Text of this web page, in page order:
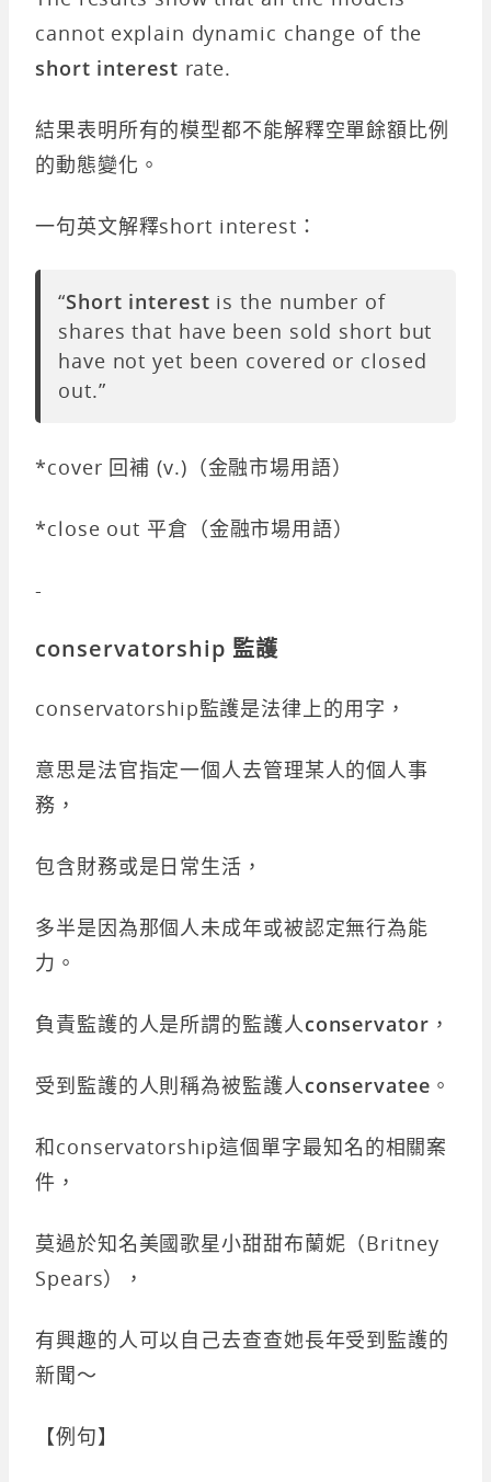
cannot explain dynamic change of the
short interest rate.
結果表明所有的模型都不能解釋空單餘額比例
的動態變化。
一句英文解釋short interest：
“Short interest is the number of
shares that have been sold short but
have not yet been covered or closed
out.”
*cover 回補 (v.)（金融市場用語）
*close out 平倉（金融市場用語）
-
conservatorship 監護
conservatorship監護是法律上的用字，
意思是法官指定一個人去管理某人的個人事
務，
包含財務或是日常生活，
多半是因為那個人未成年或被認定無行為能
力。
負責監護的人是所謂的監護人conservator ，
受到監護的人則稱為被監護人conservatee 。
和conservatorship這個單字最知名的相關案
件，
莫過於知名美國歌星小甜甜布蘭妮（Britney
Spears），
有興趣的人可以自己去查查她長年受到監護的
新聞～
【例句】